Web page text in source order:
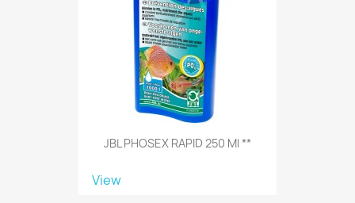
JBL PHOSEX RAPID 250 Ml **
View